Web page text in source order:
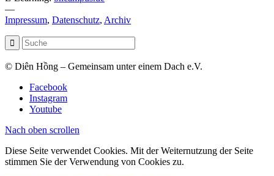
—
Impressum, Datenschutz, Archiv
© Diên Hồng – Gemeinsam unter einem Dach e.V.
Facebook
Instagram
Youtube
Nach oben scrollen
Diese Seite verwendet Cookies. Mit der Weiternutzung der Seite
stimmen Sie der Verwendung von Cookies zu.